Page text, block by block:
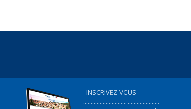
INSCRIVEZ-VOUS
...................................................